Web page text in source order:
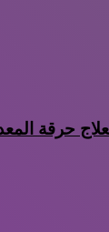
حرقة